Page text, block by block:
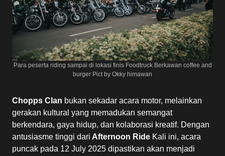
Para peserta riding sampai di lokasi finis Foodtruck Berkawan coffee and
burger Pict by Okky himawan
Chopps Clan bukan sekadar acara motor, melainkan
gerakan kultural yang memadukan semangat
berkendara, gaya hidup, dan kolaborasi kreatif. Dengan
antusiasme tinggi dari Afternoon Ride Kali ini, acara
puncak pada 12 July 2025 dipastikan akan menjadi